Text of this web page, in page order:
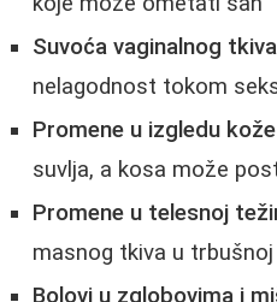
Suvoća vaginalnog tkiva
nelagodnost tokom
Promene u izgledu
suvlja, a kosa može
Promene u telesnoj
masnog tkiva u trbušnoj
Bolovi u zglobovima i